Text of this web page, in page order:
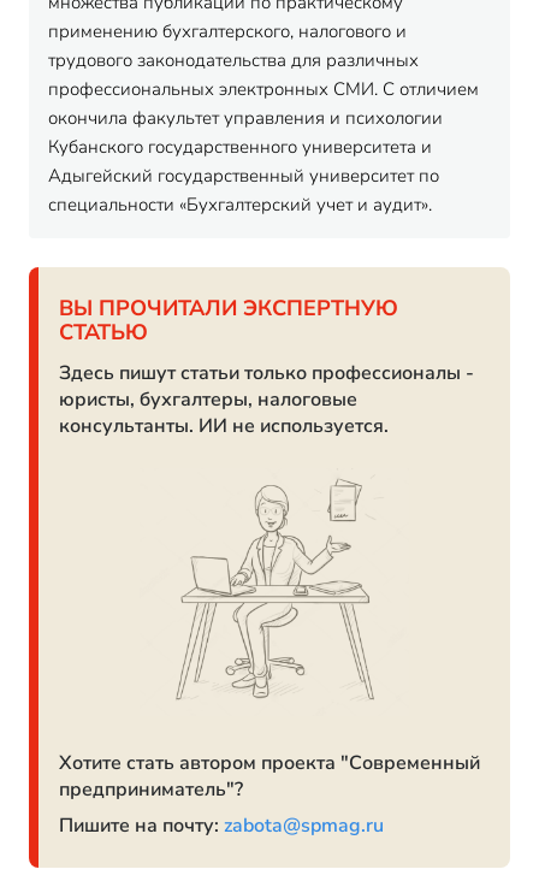
применению бухгалтерского, налогового и
трудового законодательства для различных
профессиональных электронных СМИ. С отличием
окончила факультет управления и психологии
Кубанского государственного университета и
Адыгейский государственный университет по
специальности «Бухгалтерский учет и аудит».
ВЫ ПРОЧИТАЛИ ЭКСПЕРТНУЮ
СТАТЬЮ
Здесь пишут статьи только профессионалы -
юристы, бухгалтеры, налоговые
консультанты. ИИ не используется.
Хотите стать автором проекта "Современный
предприниматель"?
Пишите на почту: zabota@spmag.ru